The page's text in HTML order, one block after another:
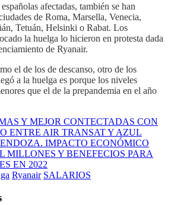
afectadas, también se han
de Roma, Marsella, Venecia,
Tetuán, Helsinki o Rabat. Los
la huelga lo hicieron en protesta dada
de Ryanair.
el de los de descanso, otro de los
a la huelga es porque los niveles
que el de la prepandemia en el año
Y MEJOR CONTECTADAS CON
ENTRE AIR TRANSAT Y AZUL
IMPACTO ECONÓMICO
MILLONES Y BENEFECIOS PARA
EN 2022
Ryanair SALARIOS